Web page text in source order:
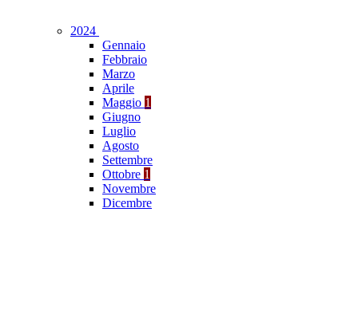
2024
Gennaio
Febbraio
Marzo
Aprile
Maggio 1
Giugno
Luglio
Agosto
Settembre
Ottobre 1
Novembre
Dicembre